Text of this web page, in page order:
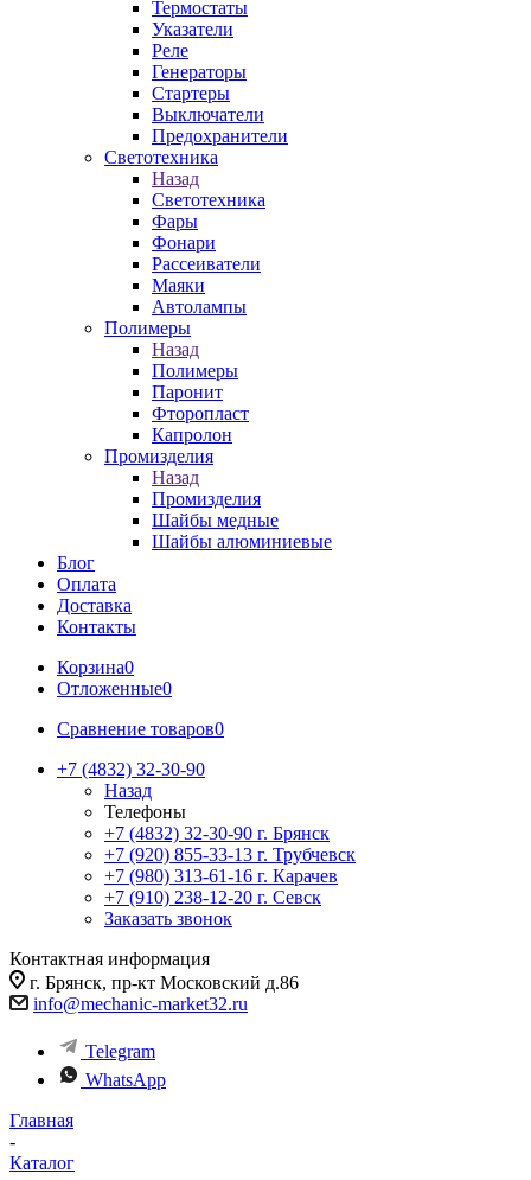
Термостаты
Указатели
Реле
Генераторы
Стартеры
Выключатели
Предохранители
Светотехника
Назад
Светотехника
Фары
Фонари
Рассеиватели
Маяки
Автолампы
Полимеры
Назад
Полимеры
Паронит
Фторопласт
Капролон
Промизделия
Назад
Промизделия
Шайбы медные
Шайбы алюминиевые
Блог
Оплата
Доставка
Контакты
Корзина0
Отложенные0
Сравнение товаров0
+7 (4832) 32-30-90
Назад
Телефоны
+7 (4832) 32-30-90 г. Брянск
+7 (920) 855-33-13 г. Трубчевск
+7 (980) 313-61-16 г. Карачев
+7 (910) 238-12-20 г. Севск
Заказать звонок
Контактная информация
г. Брянск, пр-кт Московский д.86
info@mechanic-market32.ru
Telegram
WhatsApp
Главная
-
Каталог